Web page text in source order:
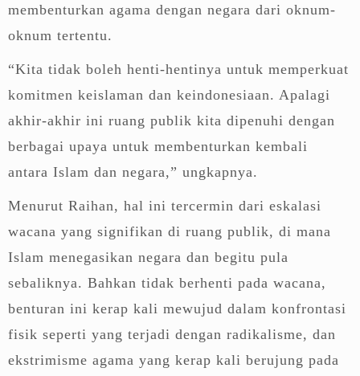
membenturkan agama dengan negara dari oknum-
oknum tertentu.
“Kita tidak boleh henti-hentinya untuk memperkuat
komitmen keislaman dan keindonesiaan. Apalagi
akhir-akhir ini ruang publik kita dipenuhi dengan
berbagai upaya untuk membenturkan kembali
antara Islam dan negara,” ungkapnya.
Menurut Raihan, hal ini tercermin dari eskalasi
wacana yang signifikan di ruang publik, di mana
Islam menegasikan negara dan begitu pula
sebaliknya. Bahkan tidak berhenti pada wacana,
benturan ini kerap kali mewujud dalam konfrontasi
fisik seperti yang terjadi dengan radikalisme, dan
ekstrimisme agama yang kerap kali berujung pada